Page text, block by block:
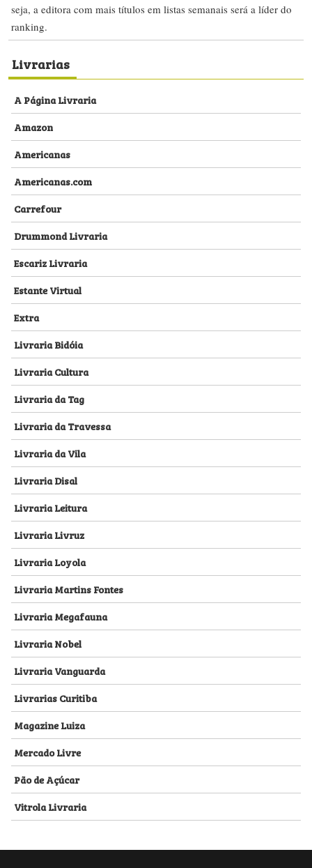
seja, a editora com mais títulos em listas semanais será a líder do
ranking.
Livrarias
A Página Livraria
Amazon
Americanas
Americanas.com
Carrefour
Drummond Livraria
Escariz Livraria
Estante Virtual
Extra
Livraria Bidóia
Livraria Cultura
Livraria da Tag
Livraria da Travessa
Livraria da Vila
Livraria Disal
Livraria Leitura
Livraria Livruz
Livraria Loyola
Livraria Martins Fontes
Livraria Megafauna
Livraria Nobel
Livraria Vanguarda
Livrarias Curitiba
Magazine Luiza
Mercado Livre
Pão de Açúcar
Vitrola Livraria